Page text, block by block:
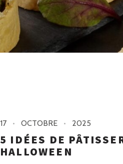
17 OCTOBRE 2025
5 IDÉES DE
HALLOWEEN